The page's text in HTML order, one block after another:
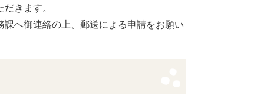
きます。
へ御連絡の上、郵送による申請をお願い